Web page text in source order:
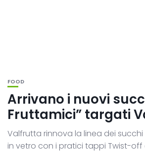
FOOD
Arrivano i nuovi
Fruttamici” targati
Valfrutta rinnova la linea dei succhi
in vetro con i pratici tappi Twist-off